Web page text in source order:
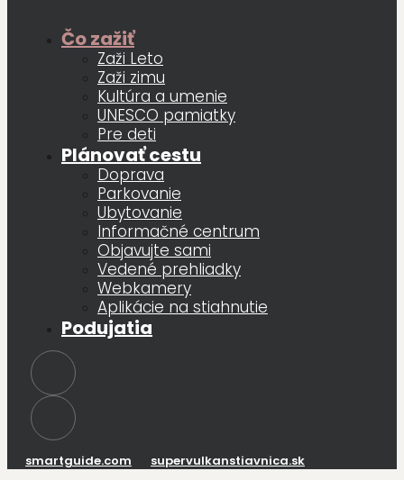
Čo zažiť
Zaži Leto
Zaži zimu
Kultúra a umenie
UNESCO pamiatky
Pre deti
Plánovať cestu
Doprava
Parkovanie
Ubytovanie
Informačné centrum
Objavujte sami
Vedené prehliadky
Webkamery
Aplikácie na stiahnutie
Podujatia
smartguide.com
supervulkanstiavnica.sk